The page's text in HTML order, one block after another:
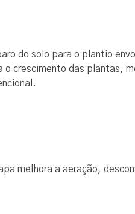
do solo para o plantio
o crescimento das plantas,
melhora a aeração,